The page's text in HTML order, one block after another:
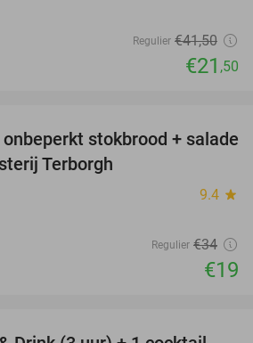
Regulier €41,50
€21 ,50
44%
stokbrood + salade
Terborgh
9.4 star
Regulier €34
€19